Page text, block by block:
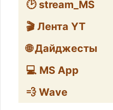
🕑 stream_MS
🎬 Лента YT
🌐 Дайджесты
💻 MS App
💨 Wave